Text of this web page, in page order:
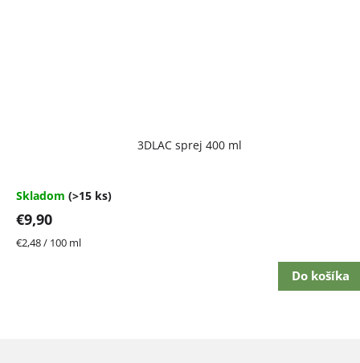
3DLAC sprej 400 ml
4,7
5
hviezdičiek.
Skladom (>15 ks)
€9,90
Jednotková
€2,48 / 100 ml
Do košíka